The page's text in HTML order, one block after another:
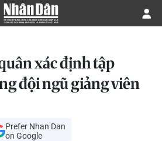
xác định tập
đội ngũ giảng viên
Prefer Nhan Dan
on Google